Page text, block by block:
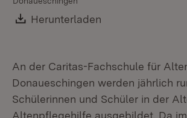
Download:
Herunterladen
An der Caritas-Fachschule für
Donaueschingen werden jährlich
Schülerinnen und Schüler in der
Altenpflegehilfe ausgebildet. Da